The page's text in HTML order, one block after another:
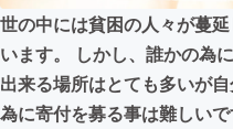
ビジネス・起業
まちづくり・地域
世の中には貧困の人々が蔓
います。 しかし、誰かの為
出来る場所はとても多いが
為に寄付を募る事は難しいで